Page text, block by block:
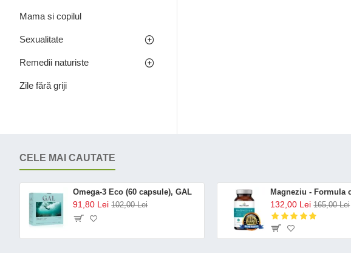
Mama si copilul
Sexualitate
Remedii naturiste
Zile fără griji
CELE MAI CAUTATE
Omega-3 Eco (60 capsule), GAL
91,80 Lei 102,00 Lei 132,00 Lei 165,00 Lei